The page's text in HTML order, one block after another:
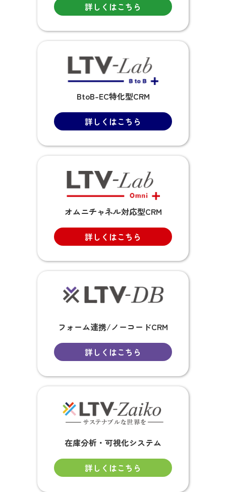
詳しくはこちら
BtoB-EC特化型CRM
詳しくはこちら
オムニチャネル対応型CRM
詳しくはこちら
フォーム連携/ノーコードCRM
詳しくはこちら
在庫分析・可視化システム
詳しくはこちら